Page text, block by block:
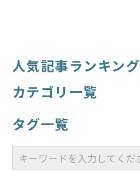
人気記事ランキング
カテゴリ一覧
タグ一覧